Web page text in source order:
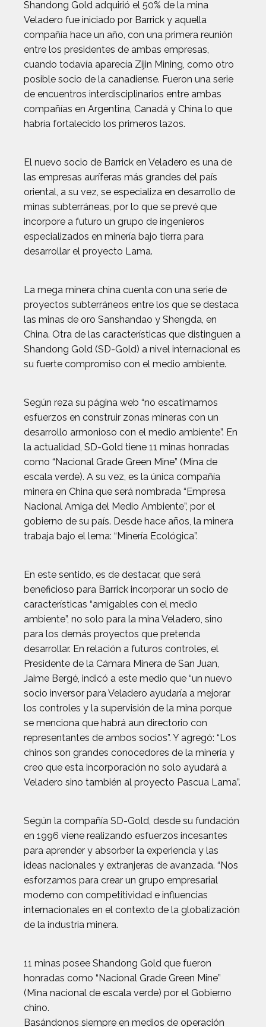
Shandong Gold adquirió el 50% de la mina
Veladero fue iniciado por Barrick y aquella
compañía hace un año, con una primera reunión
entre los presidentes de ambas empresas,
cuando todavía aparecía Zijin Mining, como otro
posible socio de la canadiense. Fueron una serie
de encuentros interdisciplinarios entre ambas
compañías en Argentina, Canadá y China lo que
habría fortalecido los primeros lazos.
El nuevo socio de Barrick en Veladero es una de
las empresas auríferas más grandes del país
oriental, a su vez, se especializa en desarrollo de
minas subterráneas, por lo que se prevé que
incorpore a futuro un grupo de ingenieros
especializados en minería bajo tierra para
desarrollar el proyecto Lama.
La mega minera china cuenta con una serie de
proyectos subterráneos entre los que se destaca
las minas de oro Sanshandao y Shengda, en
China. Otra de las características que distinguen a
Shandong Gold (SD-Gold) a nivel internacional es
su fuerte compromiso con el medio ambiente.
Según reza su página web “no escatimamos
esfuerzos en construir zonas mineras con un
desarrollo armonioso con el medio ambiente”. En
la actualidad, SD-Gold tiene 11 minas honradas
como “Nacional Grade Green Mine” (Mina de
escala verde). A su vez, es la única compañía
minera en China que será nombrada “Empresa
Nacional Amiga del Medio Ambiente”, por el
gobierno de su país. Desde hace años, la minera
trabaja bajo el lema: “Minería Ecológica”.
En este sentido, es de destacar, que será
beneficioso para Barrick incorporar un socio de
características “amigables con el medio
ambiente”, no solo para la mina Veladero, sino
para los demás proyectos que pretenda
desarrollar. En relación a futuros controles, el
Presidente de la Cámara Minera de San Juan,
Jaime Bergé, indicó a este medio que “un nuevo
socio inversor para Veladero ayudaría a mejorar
los controles y la supervisión de la mina porque
se menciona que habrá aun directorio con
representantes de ambos socios”. Y agregó: “Los
chinos son grandes conocedores de la minería y
creo que esta incorporación no solo ayudará a
Veladero sino también al proyecto Pascua Lama”.
Según la compañía SD-Gold, desde su fundación
en 1996 viene realizando esfuerzos incesantes
para aprender y absorber la experiencia y las
ideas nacionales y extranjeras de avanzada. “Nos
esforzamos para crear un grupo empresarial
moderno con competitividad e influencias
internacionales en el contexto de la globalización
de la industria minera.
11 minas posee Shandong Gold que fueron
honradas como “Nacional Grade Green Mine”
(Mina nacional de escala verde) por el Gobierno
chino.
Basándonos siempre en medios de operación